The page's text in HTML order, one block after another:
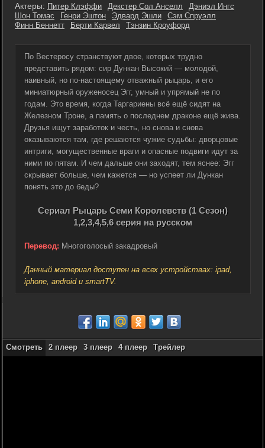
Актеры: Питер Клэффи Декстер Сол Анселл
Дэниэл Ингс
Шон Томас
Генри Эштон Эдвард Эшли
Сэм Спруэлл
Финн Беннетт
Берти Карвел Тэнзин Кроуфорд
По Вестеросу странствуют двое, которых трудно
представить рядом: сир Дункан Высокий — молодой,
наивный, но по-настоящему отважный рыцарь, и его
миниатюрный оруженосец Эгг, умный и упрямый не по
годам. Это время, когда Таргариены всё ещё сидят на
Железном Троне, а память о последнем драконе ещё жива.
Друзья ищут заработок и честь, но снова и снова
оказываются там, где решаются чужие судьбы: дворцовые
интриги, могущественные враги и опасные подвиги идут за
ними по пятам. И чем дальше они заходят, тем яснее: Эгг
скрывает больше, чем кажется — но успеет ли Дункан
понять это до беды?
Сериал Рыцарь Семи Королевств (1 Сезон)
1,2,3,4,5,6 серия на русском
Перевод: Многоголосый закадровый
Данный материал доступен на всех устройствах: ipad,
iphone, android и smartTV.
Смотреть 2 плеер 3 плеер 4 плеер Трейлер